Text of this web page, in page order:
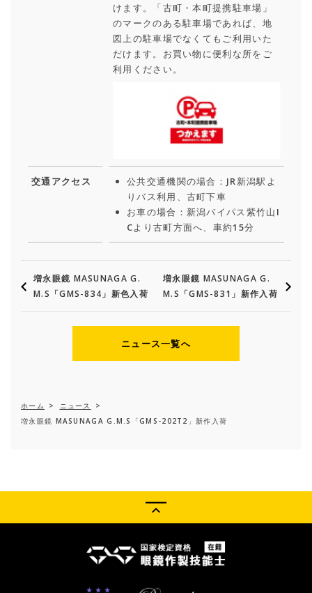
けます。「古町・本町提携駐車場」
のマークのある駐車場であれば、地
図上の駐車場でなくてもご利用いた
だけます。お買い物に便利な所をご
利用ください。
交通アクセス
公共交通機関の場合：JR新潟駅よ
りバス利用、古町下車
お車の場合：新潟バイパス紫竹山I
Cより古町方面へ、車約15分
増永眼鏡 MASUNAGA G.
M.S「GMS-834」新色入荷
増永眼鏡 MASUNAGA G.
M.S「GMS-831」新作入荷
ニュース一覧へ
ホーム > ニュース
>
増永眼鏡 MASUNAGA G.M.S「GMS-202T2」新作入荷